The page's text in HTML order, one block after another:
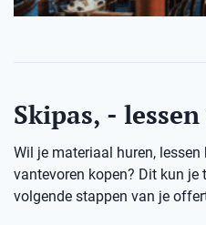
Skipas, -
Wil je materiaal huren,
vantevoren kopen? Dit kun je
volgende stappen van je